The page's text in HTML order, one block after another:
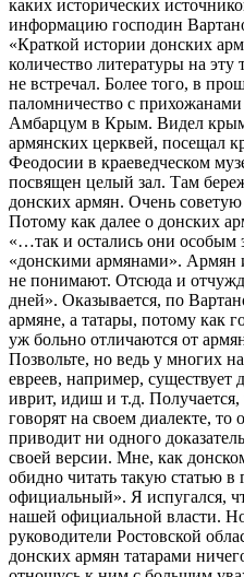
каких исторических
информацию господин
«Краткой истории донских
количество литературы на
не встречал. Более того, в
паломничество с
Амбарцум в Крым. Видел
армянских церквей, посещал
Феодосии в краеведческом
посвящен целый зал. Там
донских армян. Очень
Потому как далее о донских
«…так и остались они особым
«донскими армянами». Армян
не понимают. Отсюда и
дней». Оказывается, по
армяне, а татары, потому как
уж больно отличаются от
Позвольте, но ведь у многих
евреев, например, существует
иврит, идиш и т.д. Получается,
говорят на своем диалекте,
приводит ни одного
своей версии. Мне, как
обидно читать такую статью в
официальный». Я испугался,
нашей официальной власти.
руководители Ростовской
донских армян татарами